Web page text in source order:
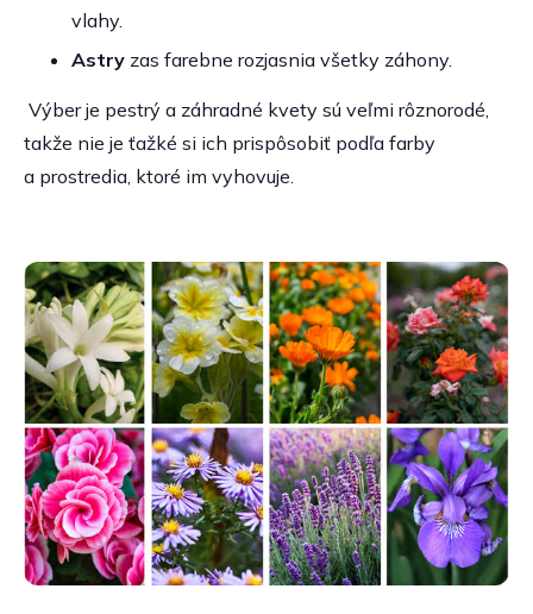
vlahy.
Astry zas farebne rozjasnia všetky záhony.
Výber je pestrý a záhradné kvety sú veľmi rôznorodé,
takže nie je ťažké si ich prispôsobiť podľa farby
a prostredia, ktoré im vyhovuje.